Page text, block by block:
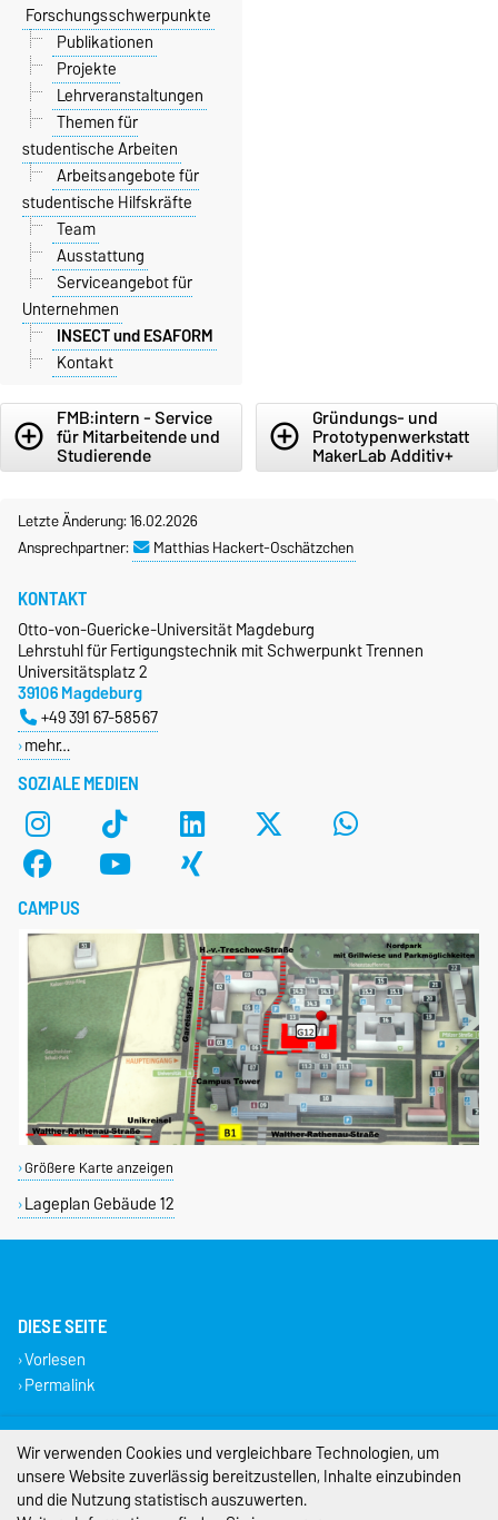
add_circle_outline
FMB:intern - Service
für Mitarbeitende und
Studierende
add_circle_outline
Gründungs- und
Prototypenwerkstatt
MakerLab Additiv+
Forschungsschwerpunkte
Publikationen
Projekte
Lehrveranstaltungen
Themen für
studentische Arbeiten
Arbeitsangebote für
studentische Hilfskräfte
Team
Ausstattung
Serviceangebot für
Unternehmen
INSECT und ESAFORM
Kontakt
Letzte Änderung: 16.02.2026
Ansprechpartner:
Matthias Hackert-Oschätzchen
SOZIALE MEDIEN
KONTAKT
Otto-von-Guericke-Universität Magdeburg
Lehrstuhl für Fertigungstechnik mit Schwerpunkt Trennen
Universitätsplatz 2
39106 Magdeburg
+49 391 67-58567
mehr…
CAMPUS
Größere Karte anzeigen
Lageplan Gebäude 12
DIESE SEITE
Vorlesen
Permalink
Impressum
Datenschutz
Wir verwenden Cookies und vergleichbare Technologien, um
unsere Website zuverlässig bereitzustellen, Inhalte einzubinden
und die Nutzung statistisch auszuwerten.